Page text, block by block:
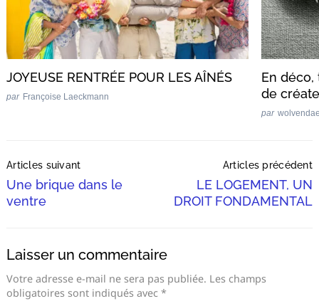
JOYEUSE RENTRÉE POUR LES AÎNÉS
par Françoise Laeckmann
En
de
par
Navigation
Articles suivant
Une brique dans le
ventre
Articles précédent
LE LOGEMENT, UN
DROIT FONDAMENTAL
Laisser un commentaire
Votre adresse e-mail ne sera pas publiée. Les champs
obligatoires sont indiqués avec *